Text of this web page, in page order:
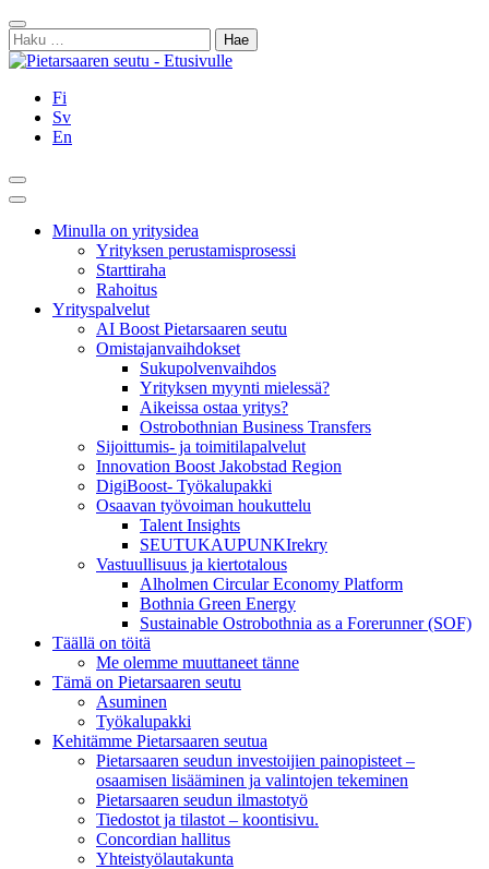
Siirry
sisältöön
Sulje
Haku:
Fi
Sv
En
Hae
Päävalikko
Minulla on yritysidea
Yrityksen perustamisprosessi
Starttiraha
Rahoitus
Yrityspalvelut
AI Boost Pietarsaaren seutu
Omistajanvaihdokset
Sukupolvenvaihdos
Yrityksen myynti mielessä?
Aikeissa ostaa yritys?
Ostrobothnian Business Transfers
Sijoittumis- ja toimitilapalvelut
Innovation Boost Jakobstad Region
DigiBoost- Työkalupakki
Osaavan työvoiman houkuttelu
Talent Insights
SEUTUKAUPUNKIrekry
Vastuullisuus ja kiertotalous
Alholmen Circular Economy Platform
Bothnia Green Energy
Sustainable Ostrobothnia as a Forerunner (SOF)
Täällä on töitä
Me olemme muuttaneet tänne
Tämä on Pietarsaaren seutu
Asuminen
Työkalupakki
Kehitämme Pietarsaaren seutua
Pietarsaaren seudun investoijien painopisteet –
osaamisen lisääminen ja valintojen tekeminen
Pietarsaaren seudun ilmastotyö
Tiedostot ja tilastot – koontisivu.
Concordian hallitus
Yhteistyölautakunta